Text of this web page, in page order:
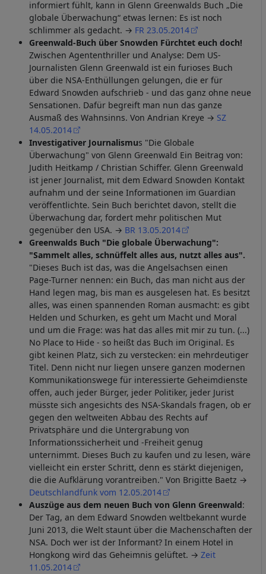
informiert fühlt, kann in Glenn Greenwalds Buch „Die
globale Überwachung“ etwas lernen: Es ist noch
schlimmer als gedacht. → FR 23.05.2014
Greenwald-Buch über Snowden Fürchtet euch doch!
Zwischen Agententhriller und Analyse: Dem US-
Journalisten Glenn Greenwald ist ein furioses Buch
über die NSA-Enthüllungen gelungen, die er für
Edward Snowden aufschrieb - und das ganz ohne neue
Sensationen. Dafür begreift man nun das ganze
Ausmaß des Wahnsinns. Von Andrian Kreye → SZ
14.05.2014
Investigativer Journalismus "Die Globale
Überwachung" von Glenn Greenwald Ein Beitrag von:
Judith Heitkamp / Christian Schiffer. Glenn Greenwald
ist jener Journalist, mit dem Edward Snowden Kontakt
aufnahm und der seine Informationen im Guardian
veröffentlichte. Sein Buch berichtet davon, stellt die
Überwachung dar, fordert mehr politischen Mut
gegenüber den USA. → BR 13.05.2014
Greenwalds Buch "Die globale Überwachung":
"Sammelt alles, schnüffelt alles aus, nutzt alles aus".
"Dieses Buch ist das, was die Angelsachsen einen
Page-Turner nennen: ein Buch, das man nicht aus der
Hand legen mag, bis man es ausgelesen hat. Es besitzt
alles, was einen spannenden Roman ausmacht: es gibt
Helden und Schurken, es geht um Macht und Moral
und um die Frage: was hat das alles mit mir zu tun. (...)
No Place to Hide - so heißt das Buch im Original. Es
gibt keinen Platz, sich zu verstecken: ein mehrdeutiger
Titel. Denn nicht nur liegen unsere ganzen modernen
Kommunikationswege für interessierte Geheimdienste
offen, auch jeder Bürger, jeder Politiker, jeder Jurist
müsste sich angesichts des NSA-Skandals fragen, ob er
gegen den weltweiten Abbau des Rechts auf
Privatsphäre und die Untergrabung von
Informationssicherheit und -Freiheit genug
unternimmt. Dieses Buch zu kaufen und zu lesen, wäre
vielleicht ein erster Schritt, denn es stärkt diejenigen,
die die Aufklärung vorantreiben." Von Brigitte Baetz →
Deutschlandfunk vom 12.05.2014
Auszüge aus dem neuen Buch von Glenn Greenwald:
Der Tag, an dem Edward Snowden weltbekannt wurde
Juni 2013, die Welt staunt über die Machenschaften der
NSA. Doch wer ist der Informant? In einem Hotel in
Hongkong wird das Geheimnis gelüftet. → Zeit
11.05.2014